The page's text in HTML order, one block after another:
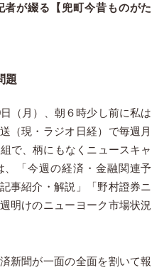
が綴る【兜町今昔ものがた
題
（月）、朝６時少し前に私は
（現・ラジオ日経） で毎週月
で、柄にもなくニュースキャ
「今週の経済・金融関連予
事紹介・解説」「野村證券ニ
明けのニューヨーク市場状況
新聞が一面の全面を割いて報